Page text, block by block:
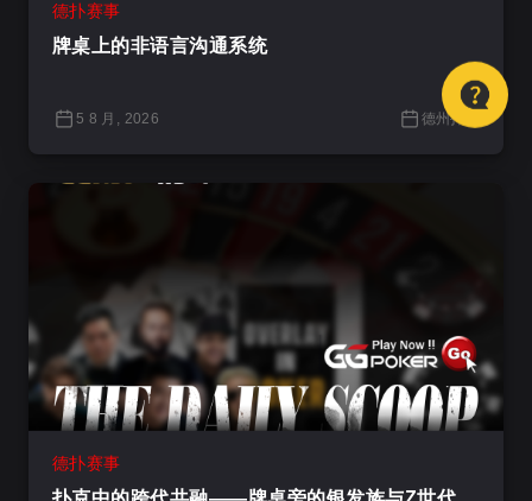
德扑赛事
牌桌上的非语言沟通系统
5 8 月, 2026 德州扑克
德扑赛事